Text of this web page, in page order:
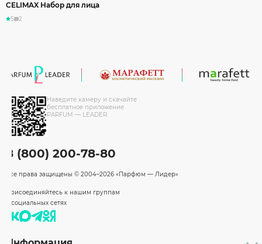
CELIMAX Набор для лица
5 2
Наведите камеру и скачайте
бесплатное приложение
PARFUM — LEADER
8 (800) 200-78-80
Все права защищены © 2004–2026 «Парфюм — Лидер»
Присоединяйтесь к нашим группам
в социальных сетях